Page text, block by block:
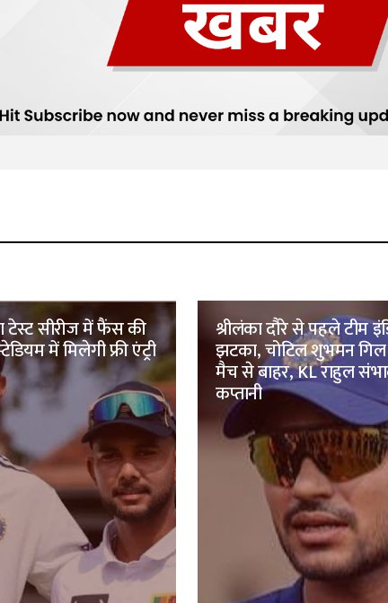
टेस्ट सीरीज में फैंस की
में मिलेगी फ्री एंट्री
श्रीलंका दौरे से पहले टीम
झटका, चोटिल शुभमन गिल
मैच से बाहर, KL राहुल
कप्तानी